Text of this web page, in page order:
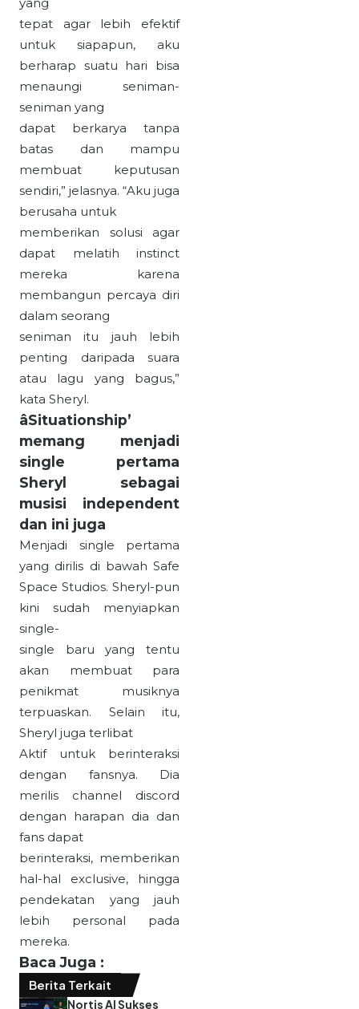
yang
tepat agar lebih efektif
untuk siapapun, aku
berharap suatu hari bisa
menaungi seniman-
seniman yang
dapat berkarya tanpa
batas dan mampu
membuat keputusan
sendiri,” jelasnya. “Aku juga
berusaha untuk
memberikan solusi agar
dapat melatih instinct
mereka karena
membangun percaya diri
dalam seorang
seniman itu jauh lebih
penting daripada suara
atau lagu yang bagus,”
kata Sheryl.
âSituationship’
memang menjadi
single pertama
Sheryl sebagai
musisi independent
dan ini juga
Menjadi single pertama
yang dirilis di bawah Safe
Space Studios. Sheryl-pun
kini sudah menyiapkan
single-
single baru yang tentu
akan membuat para
penikmat musiknya
terpuaskan. Selain itu,
Sheryl juga terlibat
Aktif untuk berinteraksi
dengan fansnya. Dia
merilis channel discord
dengan harapan dia dan
fans dapat
berinteraksi, memberikan
hal-hal exclusive, hingga
pendekatan yang jauh
lebih personal pada
mereka.
Baca Juga :
Berita Terkait
Nortis AI Sukses